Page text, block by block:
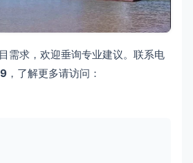
需求，欢迎垂询专业建议。联系电
，了解更多请访问：